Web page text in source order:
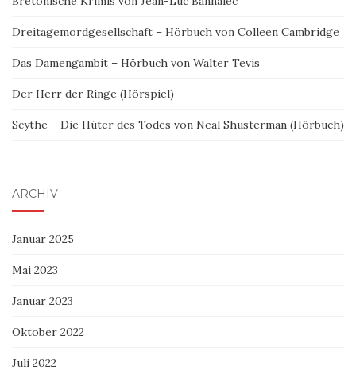
Dreitagemordgesellschaft – Hörbuch von Colleen Cambridge
Das Damengambit – Hörbuch von Walter Tevis
Der Herr der Ringe (Hörspiel)
Scythe – Die Hüter des Todes von Neal Shusterman (Hörbuch)
ARCHIV
Januar 2025
Mai 2023
Januar 2023
Oktober 2022
Juli 2022